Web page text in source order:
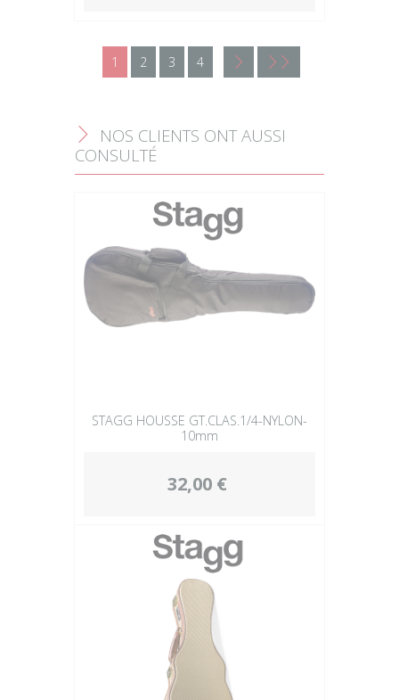
1 2 3 4 < <<
F
NOS CLIENTS ONT AUSSI
CONSULTÉ
STAGG HOUSSE GT.CLAS.1/4-NYLON-
10mm
32,00 €